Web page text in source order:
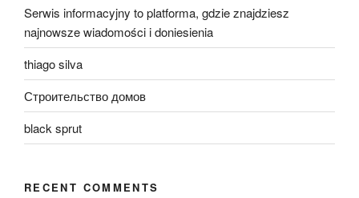
Serwis informacyjny to platforma, gdzie znajdziesz
najnowsze wiadomości i doniesienia
thiago silva
Строительство домов
black sprut
RECENT COMMENTS